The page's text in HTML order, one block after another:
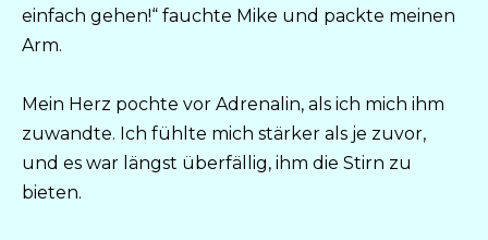
einfach gehen!“ fauchte Mike und packte meinen
Arm.
Mein Herz pochte vor Adrenalin, als ich mich ihm
zuwandte. Ich fühlte mich stärker als je zuvor,
und es war längst überfällig, ihm die Stirn zu
bieten.